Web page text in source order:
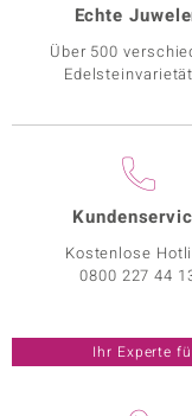
Echte
Über 500
Kostenlose
0800 227 44
Ihr Experte